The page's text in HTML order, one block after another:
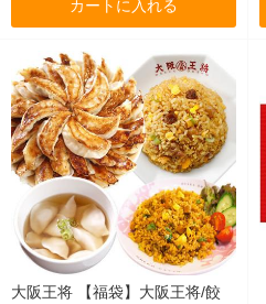
カートに入れる
大阪王将 【福袋】大阪王将/餃